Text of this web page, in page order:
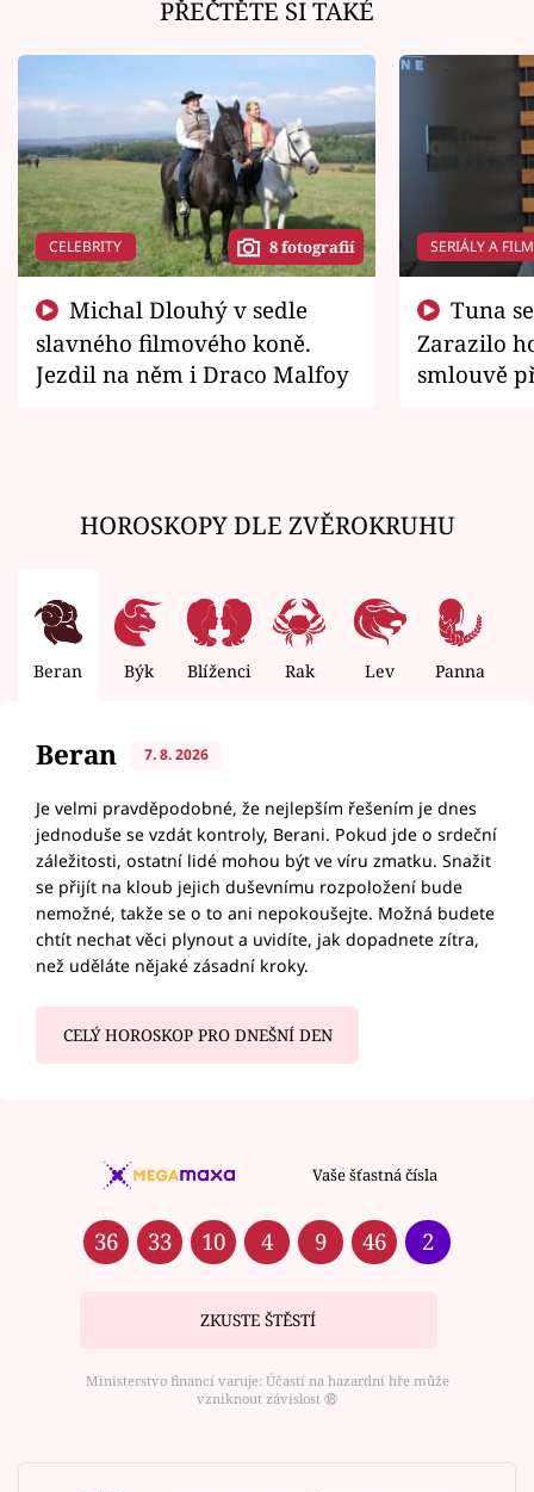
PŘEČTĚTE SI TAKÉ
CELEBRITY 8 fotografií
slavného filmového koně.
Jezdil na něm i Draco Malfoy
SERIÁLY A
Zarazilo
smlouvě
HOROSKOPY DLE ZVĚROKRUHU
Beran Býk Blíženci Rak Lev Panna
Beran 7. 8. 2026
Je velmi pravděpodobné, že nejlepším řešením je dnes
jednoduše se vzdát kontroly, Berani. Pokud jde o srdeční
záležitosti, ostatní lidé mohou být ve víru zmatku. Snažit
se přijít na kloub jejich duševnímu rozpoložení bude
nemožné, takže se o to ani nepokoušejte. Možná budete
chtít nechat věci plynout a uvidíte, jak dopadnete zítra,
než uděláte nějaké zásadní kroky.
CELÝ HOROSKOP PRO DNEŠNÍ DEN
Vaše šťastná čísla
36 33 10 4 9 46 2
ZKUSTE ŠTĚSTÍ
Ministerstvo financí varuje: Účastí na hazardní hře může
vzniknout závislost ⑱